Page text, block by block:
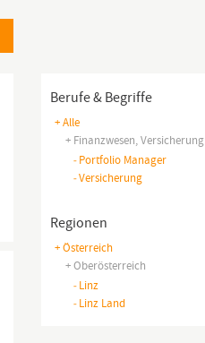
Berufe & Begriffe
+ Alle
+ Finanzwesen, Versicherung
-Portfolio Manager
-Versicherung
Regionen
+ Österreich
+ Oberösterreich
-Linz
-Linz Land